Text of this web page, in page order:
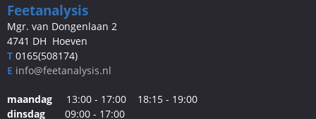
Feetanalysis
Mgr. van Dongenlaan 2
4741 DH Hoeven
T 0165(508174)
E info@feetanalysis.nl
maandag 13:00 - 17:00 18:15 - 19:00
dinsdag
09:00 - 17:00